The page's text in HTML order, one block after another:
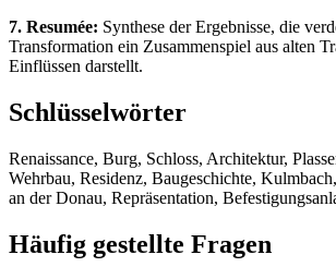
7. Resumée: Synthese der Ergebnisse, die
Transformation ein Zusammenspiel aus alten
Einflüssen darstellt.
Schlüsselwörter
Renaissance, Burg, Schloss, Architektur,
Wehrbau, Residenz, Baugeschichte,
an der Donau, Repräsentation,
Häufig gestellte Fragen